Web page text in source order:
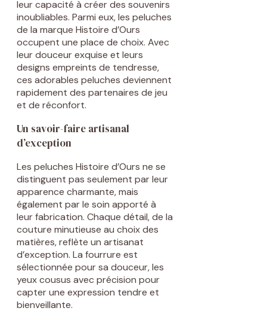
leur capacité à créer des souvenirs
inoubliables. Parmi eux, les peluches
de la marque Histoire d’Ours
occupent une place de choix. Avec
leur douceur exquise et leurs
designs empreints de tendresse,
ces adorables peluches deviennent
rapidement des partenaires de jeu
et de réconfort.
Un savoir-faire artisanal
d’exception
Les peluches Histoire d’Ours ne se
distinguent pas seulement par leur
apparence charmante, mais
également par le soin apporté à
leur fabrication. Chaque détail, de la
couture minutieuse au choix des
matières, reflète un artisanat
d’exception. La fourrure est
sélectionnée pour sa douceur, les
yeux cousus avec précision pour
capter une expression tendre et
bienveillante.